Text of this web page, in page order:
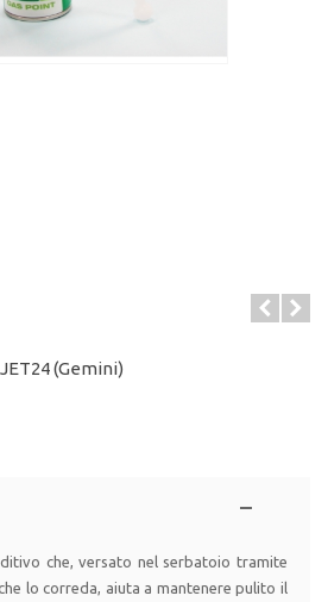
(Gemini)
che, versato nel serbatoio tramite
lo correda, aiuta a mantenere pulito il